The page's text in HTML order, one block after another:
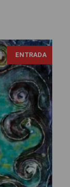
ENTRADA